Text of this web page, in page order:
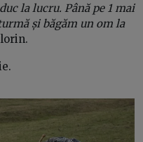
la lucru. Până pe 1 mai
și băgăm un om la